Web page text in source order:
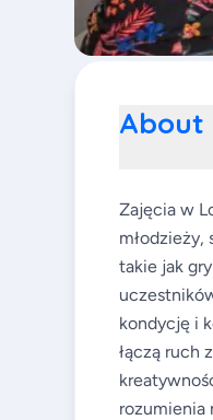
About
Zajęcia w
takie jak
kondycję i
łączą ruch
rozumienia